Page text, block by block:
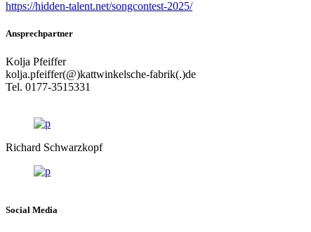
https://hidden-talent.net/songcontest-2025/
Ansprechpartner
Kolja Pfeiffer
kolja.pfeiffer(@)kattwinkelsche-fabrik(.)de
Tel. 0177-3515331
Richard Schwarzkopf
Social Media